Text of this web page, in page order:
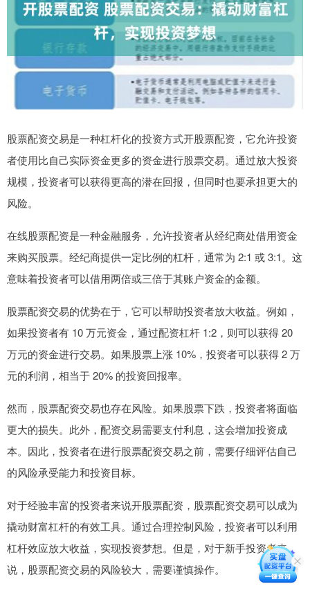
股票配资交易是一种杠杆化的投资方式开股票配资，它允许投资
者使用比自己实际资金更多的资金进行股票交易。通过放大投资
规模，投资者可以获得更高的潜在回报，但同时也要承担更大的
风险。
在线股票配资是一种金融服务，允许投资者从经纪商处借用资金
来购买股票。经纪商提供一定比例的杠杆，通常为 2:1 或 3:1。这
意味着投资者可以借用两倍或三倍于其账户资金的金额。
股票配资交易的优势在于，它可以帮助投资者放大收益。例如，
如果投资者有 10 万元资金，通过配资杠杆 1:2，则可以获得 20
万元的资金进行交易。如果股票上涨 10%，投资者可以获得 2 万
元的利润，相当于 20% 的投资回报率。
然而，股票配资交易也存在风险。如果股票下跌，投资者将面临
更大的损失。此外，配资交易需要支付利息，这会增加投资成
本。因此，投资者在进行股票配资交易之前，需要仔细评估自己
的风险承受能力和投资目标。
对于经验丰富的投资者来说开股票配资，股票配资交易可以成为
撬动财富杠杆的有效工具。通过合理控制风险，投资者可以利用
杠杆效应放大收益，实现投资梦想。但是，对于新手投资者来
说，股票配资交易的风险较大，需要谨慎操作。